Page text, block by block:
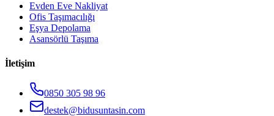
Evden Eve Nakliyat
Ofis Taşımacılığı
Eşya Depolama
Asansörlü Taşıma
İletişim
0850 305 98 96
destek@bidusuntasin.com